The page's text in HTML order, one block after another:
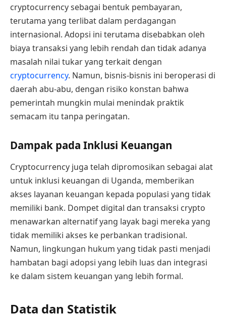
cryptocurrency sebagai bentuk pembayaran,
terutama yang terlibat dalam perdagangan
internasional. Adopsi ini terutama disebabkan oleh
biaya transaksi yang lebih rendah dan tidak adanya
masalah nilai tukar yang terkait dengan
cryptocurrency. Namun, bisnis-bisnis ini beroperasi di
daerah abu-abu, dengan risiko konstan bahwa
pemerintah mungkin mulai menindak praktik
semacam itu tanpa peringatan.
Dampak pada Inklusi Keuangan
Cryptocurrency juga telah dipromosikan sebagai alat
untuk inklusi keuangan di Uganda, memberikan
akses layanan keuangan kepada populasi yang tidak
memiliki bank. Dompet digital dan transaksi crypto
menawarkan alternatif yang layak bagi mereka yang
tidak memiliki akses ke perbankan tradisional.
Namun, lingkungan hukum yang tidak pasti menjadi
hambatan bagi adopsi yang lebih luas dan integrasi
ke dalam sistem keuangan yang lebih formal.
Data dan Statistik